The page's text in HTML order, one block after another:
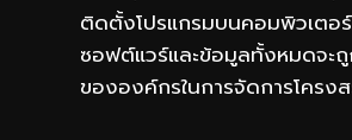
ติดตั้งโปรแกรมบนคอมพิวเตอร์
ซอฟต์แวร์และข้อมูลทั้งหมดจะถู
ขององค์กรในการจัดการโครง